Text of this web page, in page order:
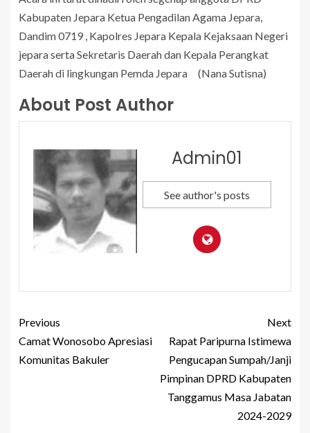
Kabupaten Jepara Ketua Pengadilan Agama Jepara,
Dandim 0719 , Kapolres Jepara Kepala Kejaksaan Negeri
jepara serta Sekretaris Daerah dan Kepala Perangkat
Daerah di lingkungan Pemda Jepara (Nana Sutisna)
About Post Author
Admin01
See author's posts
Previous
Camat Wonosobo Apresiasi
Komunitas Bakuler
Next
Rapat Paripurna Istimewa
Pengucapan Sumpah/Janji
Pimpinan DPRD Kabupaten
Tanggamus Masa Jabatan
2024-2029